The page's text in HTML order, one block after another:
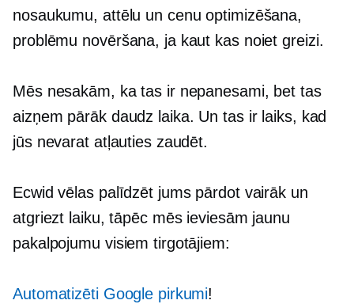
nosaukumu, attēlu un cenu optimizēšana,
problēmu novēršana, ja kaut kas noiet greizi.
Mēs nesakām, ka tas ir nepanesami, bet tas
aizņem pārāk daudz laika. Un tas ir laiks, kad
jūs nevarat atļauties zaudēt.
Ecwid vēlas palīdzēt jums pārdot vairāk un
atgriezt laiku, tāpēc mēs ieviesām jaunu
pakalpojumu visiem tirgotājiem:
Automatizēti Google pirkumi!